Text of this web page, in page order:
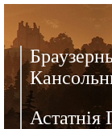
Астатнія